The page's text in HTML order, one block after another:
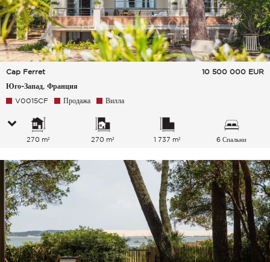
Cap Ferret
Юго-Запад, Франция
10 500 000 EUR
V0015CF Продажа Вилла
270 m² 270 m² 1 737 m² 6 Спальни